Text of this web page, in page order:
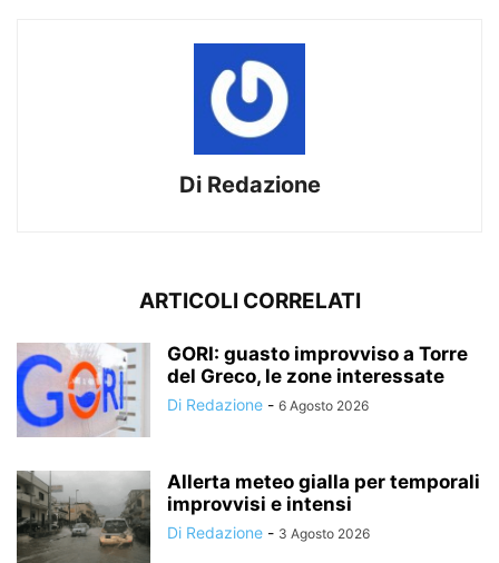
Di Redazione
ARTICOLI CORRELATI
GORI: guasto improvviso a Torre
del Greco, le zone interessate
Di Redazione - 6 Agosto 2026
Allerta meteo gialla per temporali
improvvisi e intensi
Di Redazione - 3 Agosto 2026